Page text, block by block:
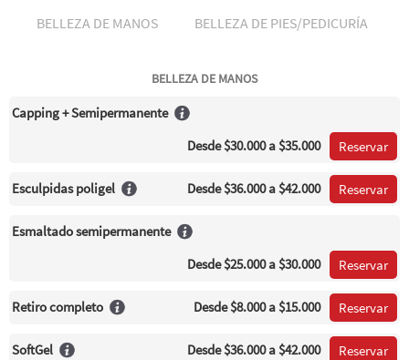
BELLEZA DE MANOS BELLEZA DE PIES/PEDICURÍA
BELLEZA DE MANOS
Capping + Semipermanente
Desde$30.000a $35.000 Reservar
Esculpidas poligel Desde$36.000a $42.000 Reservar
Esmaltado semipermanente
Desde$25.000a $30.000 Reservar
Retiro completo Desde$8.000a $15.000 Reservar
SoftGel Desde$36.000a $42.000 Reservar